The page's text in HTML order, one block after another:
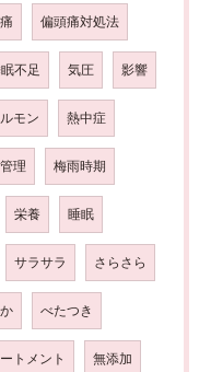
偏頭痛対処法
不足 気圧 影響
モン 熱中症
理 梅雨時期
栄養 睡眠
サラサラ さらさら
べたつき
トメント 無添加